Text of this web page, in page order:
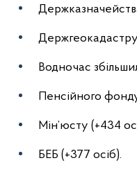
Водночас
Пенсійного
Мін’юсту (+434
БЕБ (+377 осіб).